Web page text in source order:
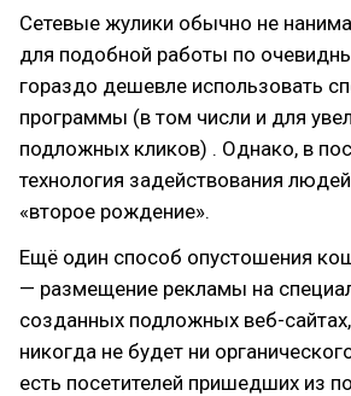
Сетевые жулики обычно не
для подобной работы по
гораздо дешевле использовать
программы (в том числи и для
подложных кликов) . Однако, в
технология задействования
«второе рождение».
Ещё один способ опустошения
— размещение рекламы на
созданных подложных веб-
никогда не будет ни
есть посетителей пришедших из